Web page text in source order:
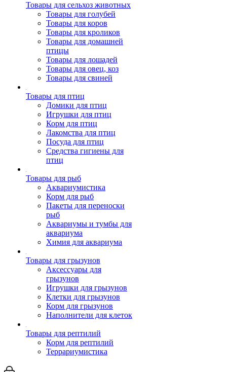
Товары для сельхоз животных
Товары для голубей
Товары для коров
Товары для кроликов
Товары для домашней
птицы
Товары для лошадей
Товары для овец, коз
Товары для свиней
Товары для птиц
Домики для птиц
Игрушки для птиц
Корм для птиц
Лакомства для птиц
Посуда для птиц
Средства гигиены для
птиц
Товары для рыб
Аквариумистика
Корм для рыб
Пакеты для переноски
рыб
Аквариумы и тумбы для
аквариума
Химия для аквариума
Товары для грызунов
Аксессуары для
грызунов
Игрушки для грызунов
Клетки для грызунов
Корм для грызунов
Наполнители для клеток
Товары для рептилий
Корм для рептилий
Террариумистика